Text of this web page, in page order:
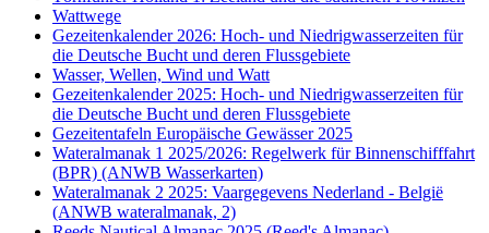
Wattwege
Gezeitenkalender 2026: Hoch- und Niedrigwasserzeiten für
die Deutsche Bucht und deren Flussgebiete
Wasser, Wellen, Wind und Watt
Gezeitenkalender 2025: Hoch- und Niedrigwasserzeiten für
die Deutsche Bucht und deren Flussgebiete
Gezeitentafeln Europäische Gewässer 2025
Wateralmanak 1 2025/2026: Regelwerk für Binnenschifffahrt
(BPR) (ANWB Wasserkarten)
Wateralmanak 2 2025: Vaargegevens Nederland - België
(ANWB wateralmanak, 2)